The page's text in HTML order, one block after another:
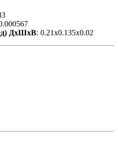
ДхШхВ: 0.21x0.135x0.02